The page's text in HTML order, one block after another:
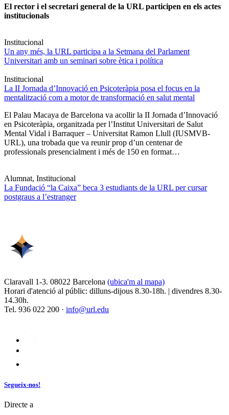
El rector i el secretari general de la URL participen en els actes
institucionals
Institucional
Un any més, la URL participa a la Setmana del Parlament
Universitari amb un seminari sobre ètica i política
Institucional
La II Jornada d’Innovació en Psicoteràpia posa el focus en la
mentalització com a motor de transformació en salut mental
El Palau Macaya de Barcelona va acollir la II Jornada d’Innovació
en Psicoteràpia, organitzada per l’Institut Universitari de Salut
Mental Vidal i Barraquer – Universitat Ramon Llull (IUSMVB-
URL), una trobada que va reunir prop d’un centenar de
professionals presencialment i més de 150 en format…
Alumnat, Institucional
La Fundació “la Caixa” beca 3 estudiants de la URL per cursar
postgraus a l’estranger
Claravall 1-3. 08022 Barcelona (ubica'm al mapa)
Horari d'atenció al públic: dilluns-dijous 8.30-18h. | divendres 8.30-
14.30h.
Tel. 936 022 200 · info@url.edu
Segueix-nos!
Directe a